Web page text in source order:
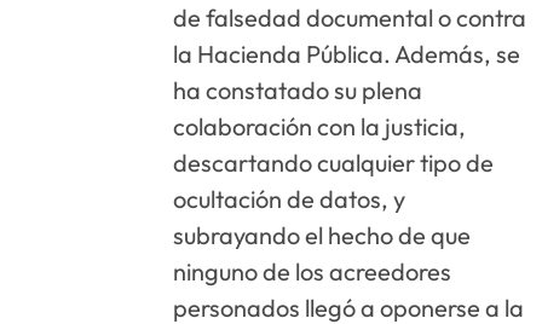
de falsedad documental o contra
la Hacienda Pública. Además, se
ha constatado su plena
colaboración con la justicia,
descartando cualquier tipo de
ocultación de datos, y
subrayando el hecho de que
ninguno de los acreedores
personados llegó a oponerse a la